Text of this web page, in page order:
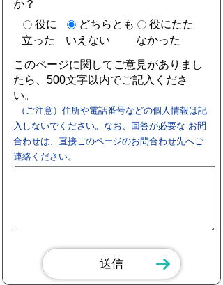
か？
役に
立った
どちらとも
いえない
役にたた
なかった
このページに関してご意見がありまし
たら、500文字以内でご記入くださ
い。
（ご注意）住所や電話番号などの個人情報は記
入しないでください。なお、回答が必要な お問
合わせは、直接このページのお問合わせ先へご
連絡ください。